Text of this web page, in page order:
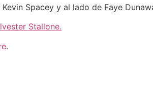
Spacey y al lado de Faye
Stallone.
.